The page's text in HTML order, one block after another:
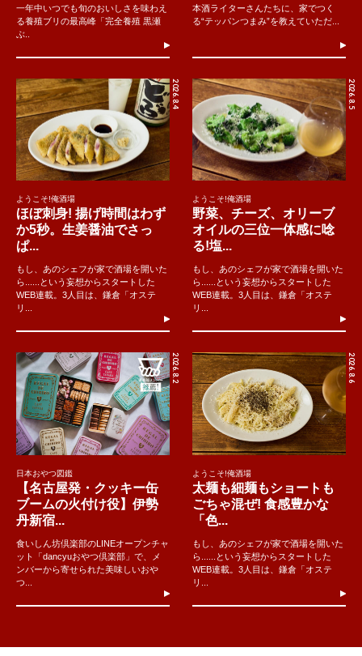
一年中いつでも旬のおいしさを味わえ
る養殖ブリの最高峰「完全養殖 黒瀬
ぶ..
本酒ライターさんたちに、家でつく
る“テッパンつまみ”を教えていただ...
2026.8.4
ようこそ!俺酒場
ほぼ刺身! 揚げ時間はわず
か5秒。生姜醤油でさっ
ぱ...
もし、あのシェフが家で酒場を開いた
ら......という妄想からスタートした
WEB連載。3人目は、鎌倉「オステ
リ...
2026.8.5
ようこそ!俺酒場
野菜、チーズ、オリーブ
オイルの三位一体感に唸
る!塩...
もし、あのシェフが家で酒場を開いた
ら......という妄想からスタートした
WEB連載。3人目は、鎌倉「オステ
リ...
2026.8.2
日本おやつ図鑑
【名古屋発・クッキー缶
ブームの火付け役】伊勢
丹新宿...
食いしん坊倶楽部のLINEオープンチャ
ット「dancyuおやつ倶楽部」で、メ
ンバーから寄せられた美味しいおや
つ...
2026.8.6
ようこそ!俺酒場
太麺も細麺もショートも
ごちゃ混ぜ! 食感豊かな
「色...
もし、あのシェフが家で酒場を開いた
ら......という妄想からスタートした
WEB連載。3人目は、鎌倉「オステ
リ...